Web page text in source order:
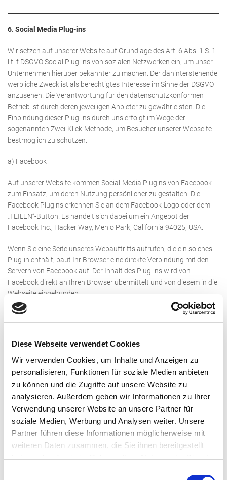
Diese Webseite verwendet Cookies
Wir verwenden Cookies, um Inhalte und Anzeigen zu
personalisieren, Funktionen für soziale Medien anbieten
zu können und die Zugriffe auf unsere Website zu
analysieren. Außerdem geben wir Informationen zu Ihrer
Verwendung unserer Website an unsere Partner für
soziale Medien, Werbung und Analysen weiter. Unsere
Partner führen diese Informationen möglicherweise mit
weiteren Daten zusammen, die Sie ihnen bereitgestellt
haben oder die sie im Rahmen Ihrer Nutzung der Dienste
6. Social Media Plug-ins
Wir setzen auf unserer Website auf Grundlage des Art. 6 Abs. 1 S. 1
lit. f DSGVO Social Plug-ins von sozialen Netzwerken ein, um unser
Unternehmen hierüber bekannter zu machen. Der dahinterstehende
werbliche Zweck ist als berechtigtes Interesse im Sinne der DSGVO
anzusehen. Die Verantwortung für den datenschutzkonformen
Betrieb ist durch deren jeweiligen Anbieter zu gewährleisten. Die
Einbindung dieser Plug-ins durch uns erfolgt im Wege der
sogenannten Zwei-Klick-Methode, um Besucher unserer Webseite
bestmöglich zu schützen.
a) Facebook
Auf unserer Website kommen Social-Media Plugins von Facebook
zum Einsatz, um deren Nutzung persönlicher zu gestalten. Die
Facebook Plugins erkennen Sie an dem Facebook-Logo oder dem
„TEILEN“-Button. Es handelt sich dabei um ein Angebot der
Facebook Inc., Hacker Way, Menlo Park, California 94025, USA.
Wenn Sie eine Seite unseres Webauftritts aufrufen, die ein solches
Plug-in enthält, baut Ihr Browser eine direkte Verbindung mit den
Servern von Facebook auf. Der Inhalt des Plug-ins wird von
Facebook direkt an Ihren Browser übermittelt und von diesem in die
Webseite eingebunden.
Durch die Einbindung der Plug-ins erhält Facebook die Information,
gerade nicht bei Facebook eingeloggt sind. Diese Information
(einschließlich Ihrer IP-Adresse) wird von Ihrem Browser direkt an
einen Server von Facebook in den USA übermittelt und dort
gespeichert.
Sind Sie bei Facebook eingeloggt, kann Facebook den Besuch
unserer Website Ihrem Facebook-Konto direkt zuordnen. Wenn Sie
mit den Plug-ins interagieren, zum Beispiel den „TEILEN“-Button
betätigen, wird die entsprechende Information ebenfalls direkt an
einen Server von Facebook übermittelt und dort gespeichert. Die
Informationen werden zudem auf Facebook veröffentlicht und